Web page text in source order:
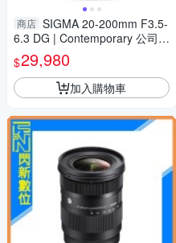
商店 SIGMA 20-200mm F3.5-
6.3 DG | Contemporary 公司貨
E接環 飛羽 追星 棒球 必備
$29,980
加入購物車